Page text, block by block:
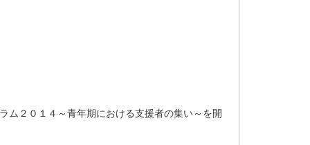
ム２０１４～青年期における支援者の集い～を開